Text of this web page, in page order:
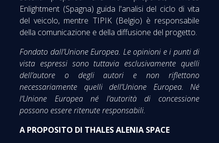
Enlightment (Spagna) guida l'analisi del ciclo di vita
del veicolo, mentre TIPIK (Belgio) è responsabile
della comunicazione e della diffusione del progetto.
Fondato dall’Unione Europea. Le opinioni e i punti di
vista espressi sono tuttavia esclusivamente quelli
dell’autore o degli autori e non riflettono
necessariamente quelli dell’Unione Europea. Né
l’Unione Europea né l’autorità di concessione
possono essere ritenute responsabili.
A PROPOSITO DI THALES ALENIA SPACE